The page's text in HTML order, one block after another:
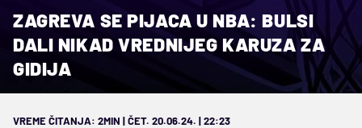
ZAGREVA SE PIJACA U NBA: BULSI
DALI NIKAD VREDNIJEG KARUZA ZA
GIDIJA
VREME ČITANJA: 2MIN | ČET. 20.06.24. | 22:23